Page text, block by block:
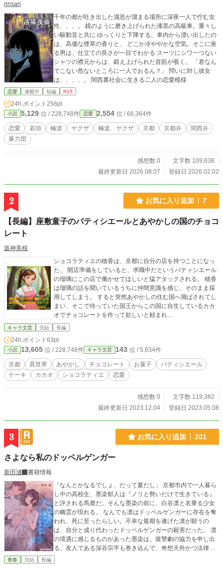
rinsan
千年の都が吐き出した溜息が溜まる場所に深夜一人で佇む女
性、、、。 鏡のように磨き上げられた漆黒の高級車。重々し
い駆動音と共に ゆっくりと下降する。車内から漂い出したの
は、高価な煙草の香りと、 どこか冷ややかな空気。そこに座
る男は、仕立ての良さが一目でわかる スーツにシワ一つない
シャツの襟元からは、鍛え上げられた首筋が覗く。 「君なん
でこない危ないところに一人でおるん？」 問いに対し彼女
は、、、、。 関西裏社会に生きる二人の恋愛模様
恋愛 連載中 短編 R15
24h.ポイント 256pt
小説 5,129 位 / 228,748件 恋愛 2,554 位 / 66,364件
恋愛 若頭 極道 ヤクザ 極道、ヤクザ 京都 京都弁
関西弁
暴力団
感想数 0
文字数 109,638
最終更新日 2026.08.07
登録日 2026.02.02
2 お気に入り追加 7
【長編】座敷童子のパティシエールとあやかしの国のチョコ
レート
坂神美桜
ショコラティエの穂香は、京都に自分の店を持つことになっ
た。 開店準備をしていると、求職中だというパティシエール
の瑠璃にこの店で働かせてほしいと猛アタックされる。 穂香
は瑠璃の話を聞いているうちに仲間意識を感じ、そのまま採
用してしまう。 すると突然あやかしの住む国へ飛ばされてし
まい、そこで待っていた国王からこの国に自生しているカカ
オでチョコレートを作って欲しいと頼まれ…
キャラ文芸 完結 長編
24h.ポイント 63pt
小説 13,605 位 / 228,748件 キャラ文芸 143 位 / 5,634件
京都 異世界 あやかし チョコレート お菓子
パティシエール
ケーキ
カカオ ショコラティエ 恋愛
感想数 0
文字数 119,382
最終更新日 2023.12.04
登録日 2023.05.08
3 お気に入り追加 201
さよなら私のドッペルゲンガー
新田漣
書籍情報
「なんとかなるでしょ、だって夏だし」 京都市内で一人暮ら
し中の高校生、墨染郁人は『ノリと勢いだけで生きている』
と評される馬鹿だ。そんな墨染の前に、白谷凛と名乗る少女
の幽霊が現れる。 なんでも凛はドッペルゲンガーに存在を奪
われ、死に至ったらしい。不幸な最期を遂げた凛が願うの
は、自分と成り代わったドッペルゲンガーの殺害だった。 凛
の境遇に感じるものがあった墨染は、復讐劇の協力を申し出
る。友人である深谷宗平も巻き込んで、奇想天外かつ法律ス
レスレの馬鹿騒ぎを巻き起こしながらドッペルゲンガーと接
青春 完結 長編